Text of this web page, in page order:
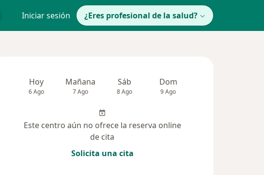
Iniciar sesión ¿Eres profesional de la salud?
Hoy
6 Ago
Mañana
7 Ago
Sáb
8 Ago
Dom
9 Ago
Este centro aún no ofrece la reserva online
de cita
Solicita una cita